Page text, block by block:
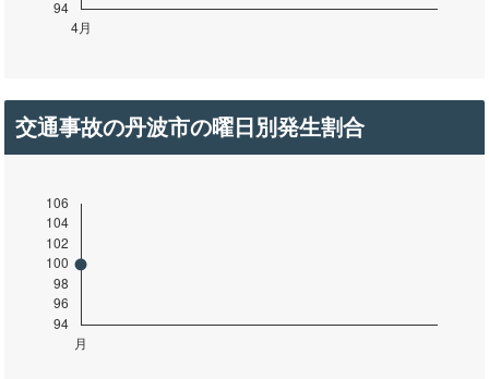
交通事故の丹波市の曜日別発生割合